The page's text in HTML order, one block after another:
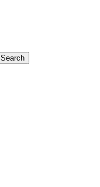
Search